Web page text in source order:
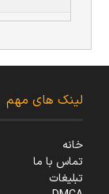
لینک های مهم
خانه
تماس با ما
تبلیغات